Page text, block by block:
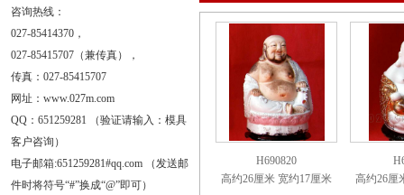
咨询热线：
027-85414370，
027-85415707（兼传真），
传真：027-85415707
网址：www.027m.com
QQ：651259281 （验证请输入：模具
客户咨询）
电子邮箱:651259281#qq.com （发送邮
件时将符号“#”换成“@”即可）
H690820
高约26厘米 宽约17厘米
高约26厘